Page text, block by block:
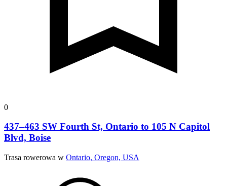
0
437–463 SW Fourth St, Ontario to 105 N Capitol
Blvd, Boise
Trasa rowerowa w Ontario, Oregon, USA